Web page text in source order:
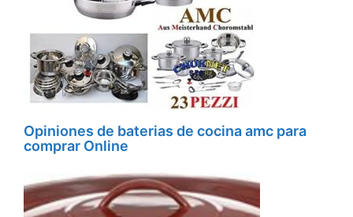
Opiniones de baterias de cocina amc para
comprar Online